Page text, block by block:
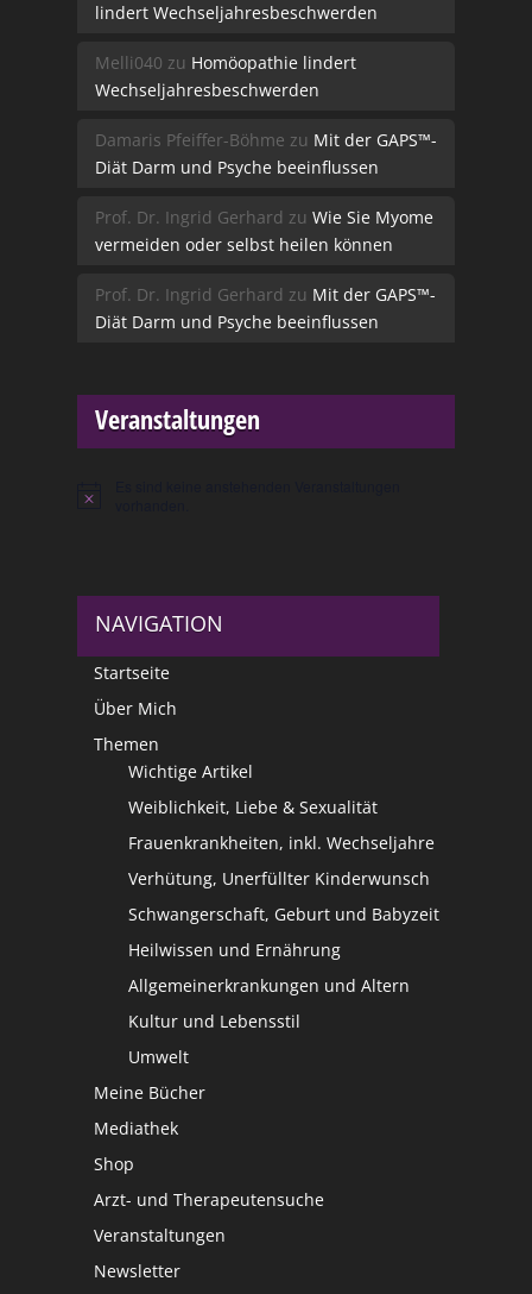
lindert Wechseljahresbeschwerden
Melli040 zu Homöopathie lindert
Wechseljahresbeschwerden
Damaris Pfeiffer-Böhme zu Mit der GAPS™-
Diät Darm und Psyche beeinflussen
Prof. Dr. Ingrid Gerhard zu Wie Sie Myome
vermeiden oder selbst heilen können
Prof. Dr. Ingrid Gerhard zu Mit der GAPS™-
Diät Darm und Psyche beeinflussen
Veranstaltungen
Hinweis
NAVIGATION
Startseite
Über Mich
Themen
Wichtige Artikel
Weiblichkeit, Liebe & Sexualität
Frauenkrankheiten, inkl. Wechseljahre
Verhütung, Unerfüllter Kinderwunsch
Schwangerschaft, Geburt und Babyzeit
Heilwissen und Ernährung
Allgemeinerkrankungen und Altern
Kultur und Lebensstil
Umwelt
Meine Bücher
Mediathek
Shop
Arzt- und Therapeutensuche
Veranstaltungen
Newsletter